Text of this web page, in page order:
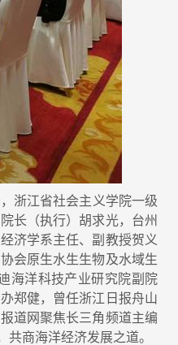
浙江省社会主义学院一级
长（执行）胡求光，台州
济学系主任、副教授贺义
会原生水生生物及水域生
海洋科技产业研究院副院
郑健，曾任浙江日报舟山
道网聚焦长三角频道主编
商海洋经济发展之道。